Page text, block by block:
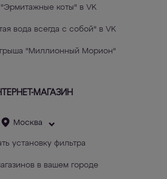
коты" в VK
вода всегда с собой" в VK
"Миллионный Морион"
МАГАЗИН
Москва
установку фильтра
в вашем городе